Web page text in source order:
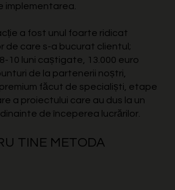
implementarea.
a fost unul foarte ridicat
de care s-a bucurat clientul;
10 luni caștigate, 13.000 euro
de la partenerii noștri,
făcut de specialiști, etape
a proiectului care au dus la un
de începerea lucrărilor.
TINE METODA